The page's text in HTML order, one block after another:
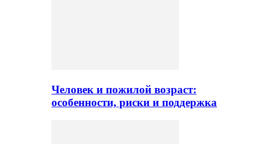
Человек и пожилой возраст:
особенности, риски и поддержка